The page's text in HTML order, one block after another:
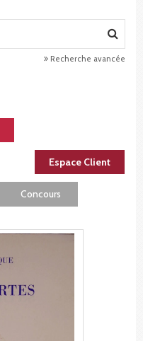
Recherche avancée
Espace Client
Concours